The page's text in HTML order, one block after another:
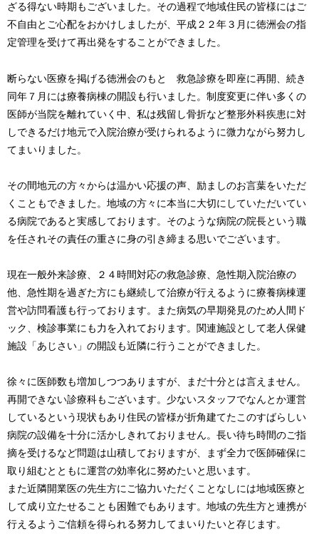
ざる得ない時期もございました。その過程で地域住民の皆様にはご
不自由とご心配をおかけしましたが、平成２２年３月に徳洲会の指
定管理を受けて再出発をすることができました。
断らない医療を掲げる徳洲会のもと 救急診療を即座に再開、続き
同年７月には療養病棟の開設も行いました。制度変更に伴い多くの
医師が当院を離れていく中、私は残留し骨折など整形外科疾患に対
しできるだけ地元で入院治療が受けられるように微力ながら努力し
てまいりました。
その間地元の方々からは温かい応援の声、励ましのお言葉をいただ
くこともできました。地域の方々に本当に大切にしていただいてい
る病院であると実感しております。そのような病院の院長という職
を任されその責任の重さに身の引き締まる思いでございます。
現在一般外来診療、２４時間対応の救急診療、急性期入院治療の
他、急性期を過ぎた方にも継続して治療が行えるように療養病棟運
営や訪問看護も行っております。また病気の早期発見のため人間ド
ック、検診事業にも力を入れております。関連施設として老人保健
施設「あじさい」の開設も近隣に行うことができました。
徐々に医師数も増加しつつありますが、まだ十分とは言えません。
再開できない診療科もございます。少ないスタッフでなんとか運営
しているという現状もあり住民の皆様が折角建てたこのすばらしい
病院の設備を十分に活かしきれておりません。長い待ち時間のご指
摘を受けるなど問題は山積しておりますが、まず全力で医師確保に
取り組むとともに運営の効率化に努めたいと思います。
また近隣開業医の先生方にご協力いただくことなしには地域医療と
して成り立たせることも困難でもあります。地域の先生方と連携が
行えるようご信頼を得られる努力してまいりたいと存じます。